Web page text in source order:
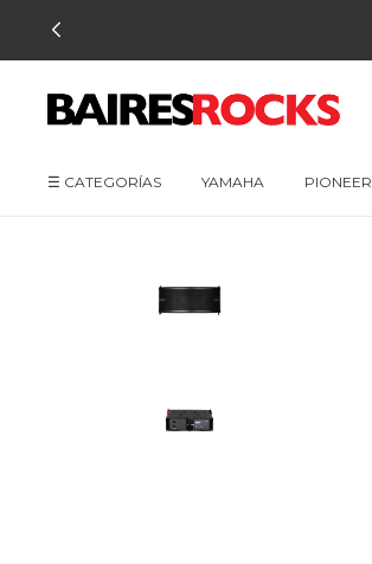
☰ CATEGORÍAS YAMAHA PIONEER